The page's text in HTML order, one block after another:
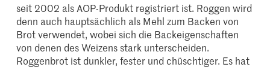
seit 2002 als AOP-Produkt registriert ist. Roggen wird
denn auch hauptsächlich als Mehl zum Backen von
Brot verwendet, wobei sich die Backeigenschaften
von denen des Weizens stark unterscheiden.
Roggenbrot ist dunkler, fester und chüschtiger. Es hat